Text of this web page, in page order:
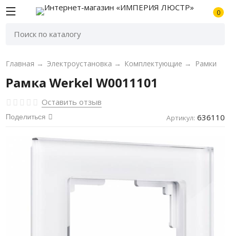
0
Главная → Электроустановка → Комплектующие → Рамки
Рамка Werkel W0011101
Оставить отзыв
Поделиться Артикул: 636110